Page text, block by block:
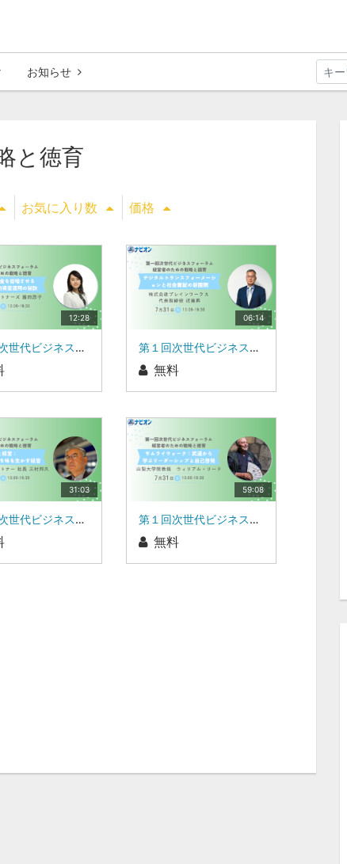
お知らせ
と徳育
お気に入り数 価格
12:28
第１回次世代ビジネスフォーラム 経営者のための戦略と徳育６年でお金を倍増させる方法：戦略的資産運用の秘訣SONODAパートナーズ 園田 悠子 氏
06:14
第１回次世代ビジネスフォーラム 経営者のための戦略と徳育デジタルトランスフォーメーションと社会貢献の新展開株式会社ブレインワークス 近藤 昇 氏
無料
31:03
第１回次世代ビジネスフォーラム 経営者のための戦略と徳育徳と経営：人と会社の持ち味を活かす経営株式会社アイパートナー 社長 三村 邦久 氏
59:08
第１回次世代ビジネスフォーラム 経営者のための戦略と徳育サムライウォーク：武道から学ぶリーダーシップと自己啓発山梨学院大学 教授 ウィリアム・リード 氏
無料